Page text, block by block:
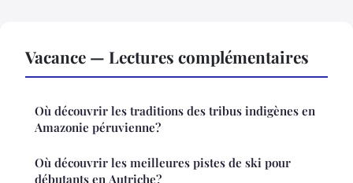
Vacance — Lectures complémentaires
Où découvrir les traditions des tribus indigènes en
Amazonie péruvienne?
Où découvrir les meilleures pistes de ski pour
débutants en Autriche?